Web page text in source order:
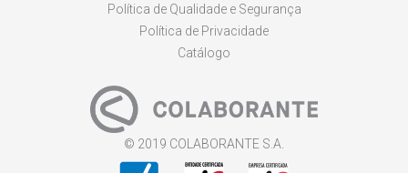
Política de Qualidade e Segurança
Política de Privacidade
Catálogo
© 2019 COLABORANTE S.A.